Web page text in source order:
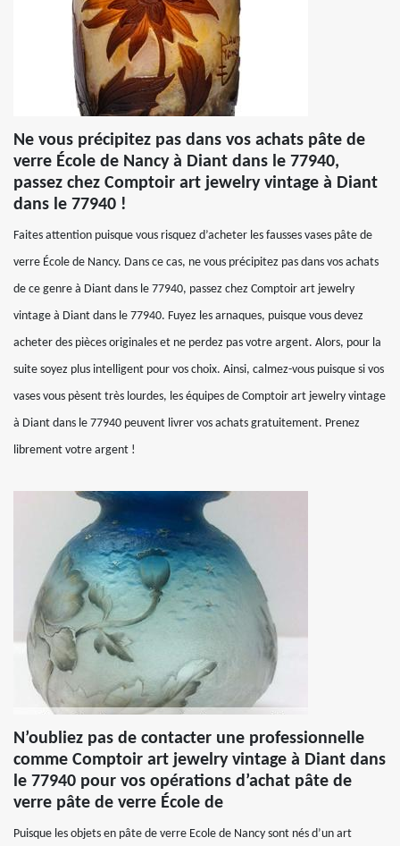
Ne vous précipitez pas dans vos achats pâte de
verre École de Nancy à Diant dans le 77940,
passez chez Comptoir art jewelry vintage à Diant
dans le 77940 !
Faites attention puisque vous risquez d’acheter les fausses vases pâte de
verre École de Nancy. Dans ce cas, ne vous précipitez pas dans vos achats
de ce genre à Diant dans le 77940, passez chez Comptoir art jewelry
vintage à Diant dans le 77940. Fuyez les arnaques, puisque vous devez
acheter des pièces originales et ne perdez pas votre argent. Alors, pour la
suite soyez plus intelligent pour vos choix. Ainsi, calmez-vous puisque si vos
vases vous pèsent très lourdes, les équipes de Comptoir art jewelry vintage
à Diant dans le 77940 peuvent livrer vos achats gratuitement. Prenez
librement votre argent !
N’oubliez pas de contacter une professionnelle
comme Comptoir art jewelry vintage à Diant dans
le 77940 pour vos opérations d’achat pâte de
verre pâte de verre École de
Puisque les objets en pâte de verre Ecole de Nancy sont nés d’un art